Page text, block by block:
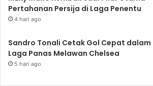
Pertahanan Persija di Laga Penentu
4 hari ago
Sandro Tonali Cetak Gol Cepat dalam
Laga Panas Melawan Chelsea
5 hari ago